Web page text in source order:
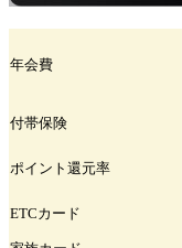
年会費
付帯保険
ポイント 還元率
ETCカード